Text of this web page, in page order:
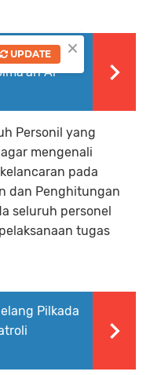
dan
Al
Personil yang
mengenali
pada
dan Penghitungan
seluruh personel
tugas
Pilkada
×
UPDATE